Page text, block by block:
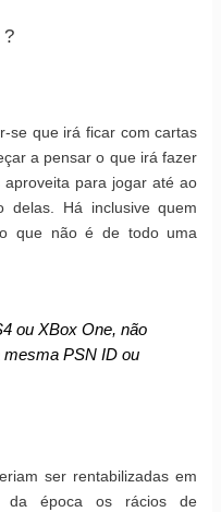
?
se que irá ficar com cartas
a pensar o que irá fazer
para jogar até ao
delas. Há inclusive quem
que não é de todo uma
ou XBox One, não
mesma PSN ID ou
ser rentabilizadas em
da época os rácios de